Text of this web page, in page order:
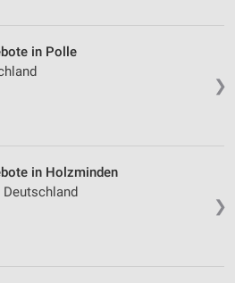
❯
in Polle
❯
in Holzminden